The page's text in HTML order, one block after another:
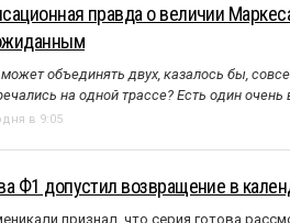
правда о величии
объединять двух, казалось бы,
на одной трассе? Есть один
в 9:05
Ф1 допустил возвращение в
признал, что серия готова